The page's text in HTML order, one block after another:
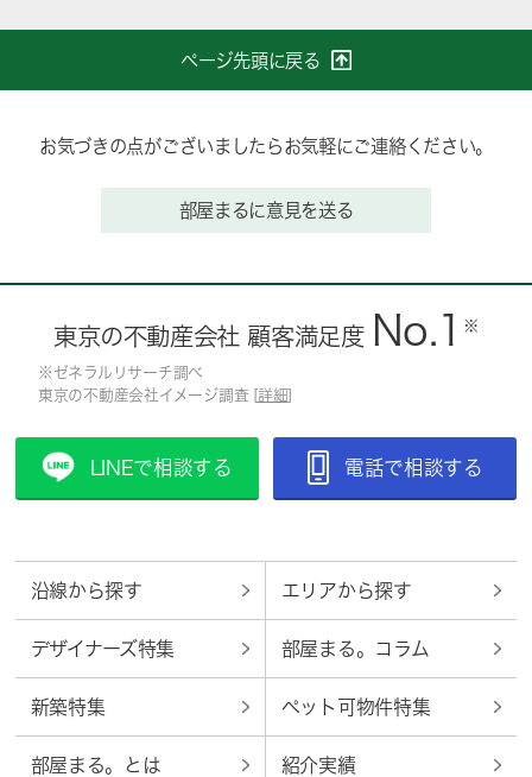
ページ先頭に戻る
お気づきの点がございましたらお気軽にご連絡ください。
部屋まるに意見を送る
東京の不動産会社 顧客満足度 No.1 ※
※ゼネラルリサーチ調べ
東京の不動産会社イメージ調査 [ 詳細
LINEで相談する 電話で相談する
沿線から探す エリアから探す
デザイナーズ特集 部屋まる。コラム
新築特集 ペット可物件特集
部屋まる。とは 紹介実績